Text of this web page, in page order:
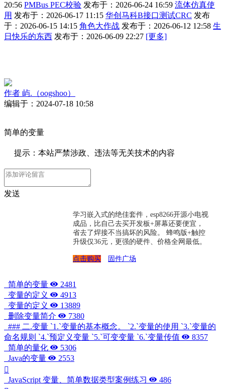
20:56 PMBus PEC校验 发布于：2026-06-24 16:59 流体仿真使
用 发布于：2026-06-17 11:15 华创马科B接口测试CRC 发布
于：2026-06-15 14:15 角色大作战 发布于：2026-06-12 12:58 生
日快乐的东西 发布于：2026-06-09 22:27 [更多]
作者 屿.（oogshoo）
编辑于：2024-07-18 10:58
简单的变量
提示：本站严禁涉政、违法等无关技术的内容
发送
学习嵌入式的绝佳套件，esp8266开源小电视
成品，比自己去买开发板+屏幕还要便宜，
省去了焊接不当搞坏的风险。 蜂鸣版+触控
升级仅36元，更强的硬件、价格全网最低。
点击购买 固件广场
简单的变量
2481
变量的定义
4913
变量的定义
13889
删除变量简介
7380
### 二.变量 `1.`变量的基本概念。 `2.`变量的使用 `3.`变量的
命名规则 `4.`预定义变量 `5.`可变变量 `6.`变量传值
8357
简单的量化
5306
Java的变量
2553
JavaScript 变量、简单数据类型案例练习 486